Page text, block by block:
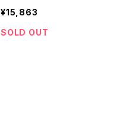
腕時計 SNKK25K1 ホワイ
ト ホワイト
¥15,863
SOLD OUT